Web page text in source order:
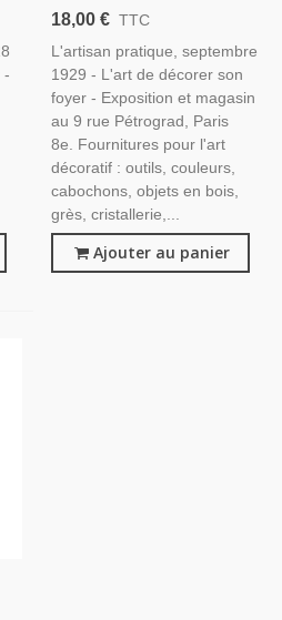
-
Décoration D'objets D'art
Septembre 1929 - Antiquités,
Objets D'art, Époque 1900
18,00 € TTC
L'artisan pratique, septembre
1929 - L'art de décorer son
foyer - Exposition et magasin
au 9 rue Pétrograd, Paris
8e. Fournitures pour l'art
décoratif : outils, couleurs,
cabochons, objets en bois,
grès, cristallerie,...
Ajouter au panier